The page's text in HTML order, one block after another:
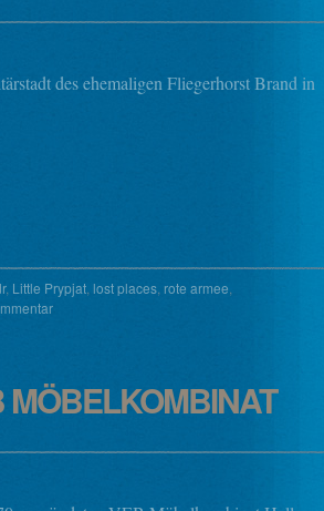
des ehemaligen Fliegerhorst Brand in
, Little Prypjat lost places, rote armee
MÖBELKOMBINAT